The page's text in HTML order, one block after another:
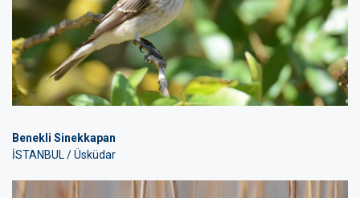
Benekli Sinekkapan
İSTANBUL / Üsküdar